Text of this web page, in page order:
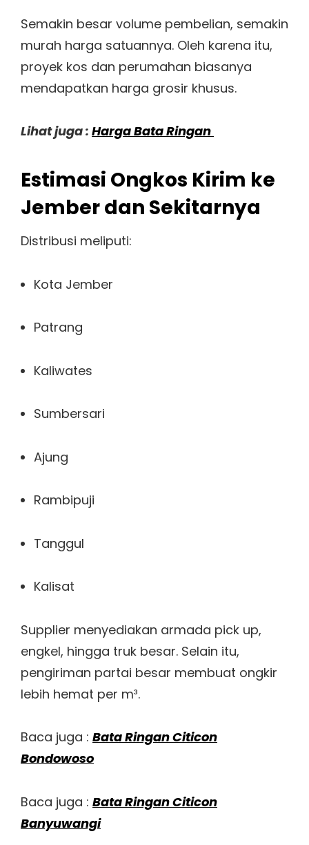
Semakin besar volume pembelian, semakin
murah harga satuannya. Oleh karena itu,
proyek kos dan perumahan biasanya
mendapatkan harga grosir khusus.
Lihat juga : Harga Bata Ringan
Estimasi Ongkos Kirim ke
Jember dan Sekitarnya
Distribusi meliputi:
Kota Jember
Patrang
Kaliwates
Sumbersari
Ajung
Rambipuji
Tanggul
Kalisat
Supplier menyediakan armada pick up,
engkel, hingga truk besar. Selain itu,
pengiriman partai besar membuat ongkir
lebih hemat per m³.
Baca juga : Bata Ringan Citicon
Bondowoso
Baca juga : Bata Ringan Citicon
Banyuwangi